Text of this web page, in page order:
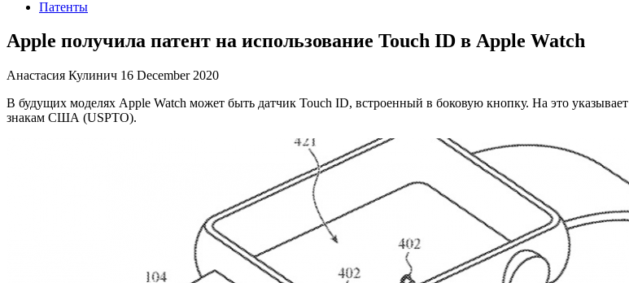
Патенты
Apple получила патент на использование Touch ID в Apple Watch
Анастасия Кулинич 16 December 2020
В будущих моделях Apple Watch может быть датчик Touch ID, встроенный в боковую кнопку. На это указывает
знакам США (USPTO).